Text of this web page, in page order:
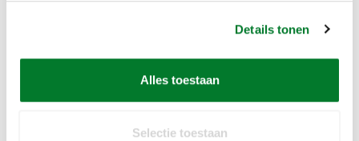
Details tonen
Alles toestaan
Selectie toestaan
GERELATEERDE PRODUCTEN